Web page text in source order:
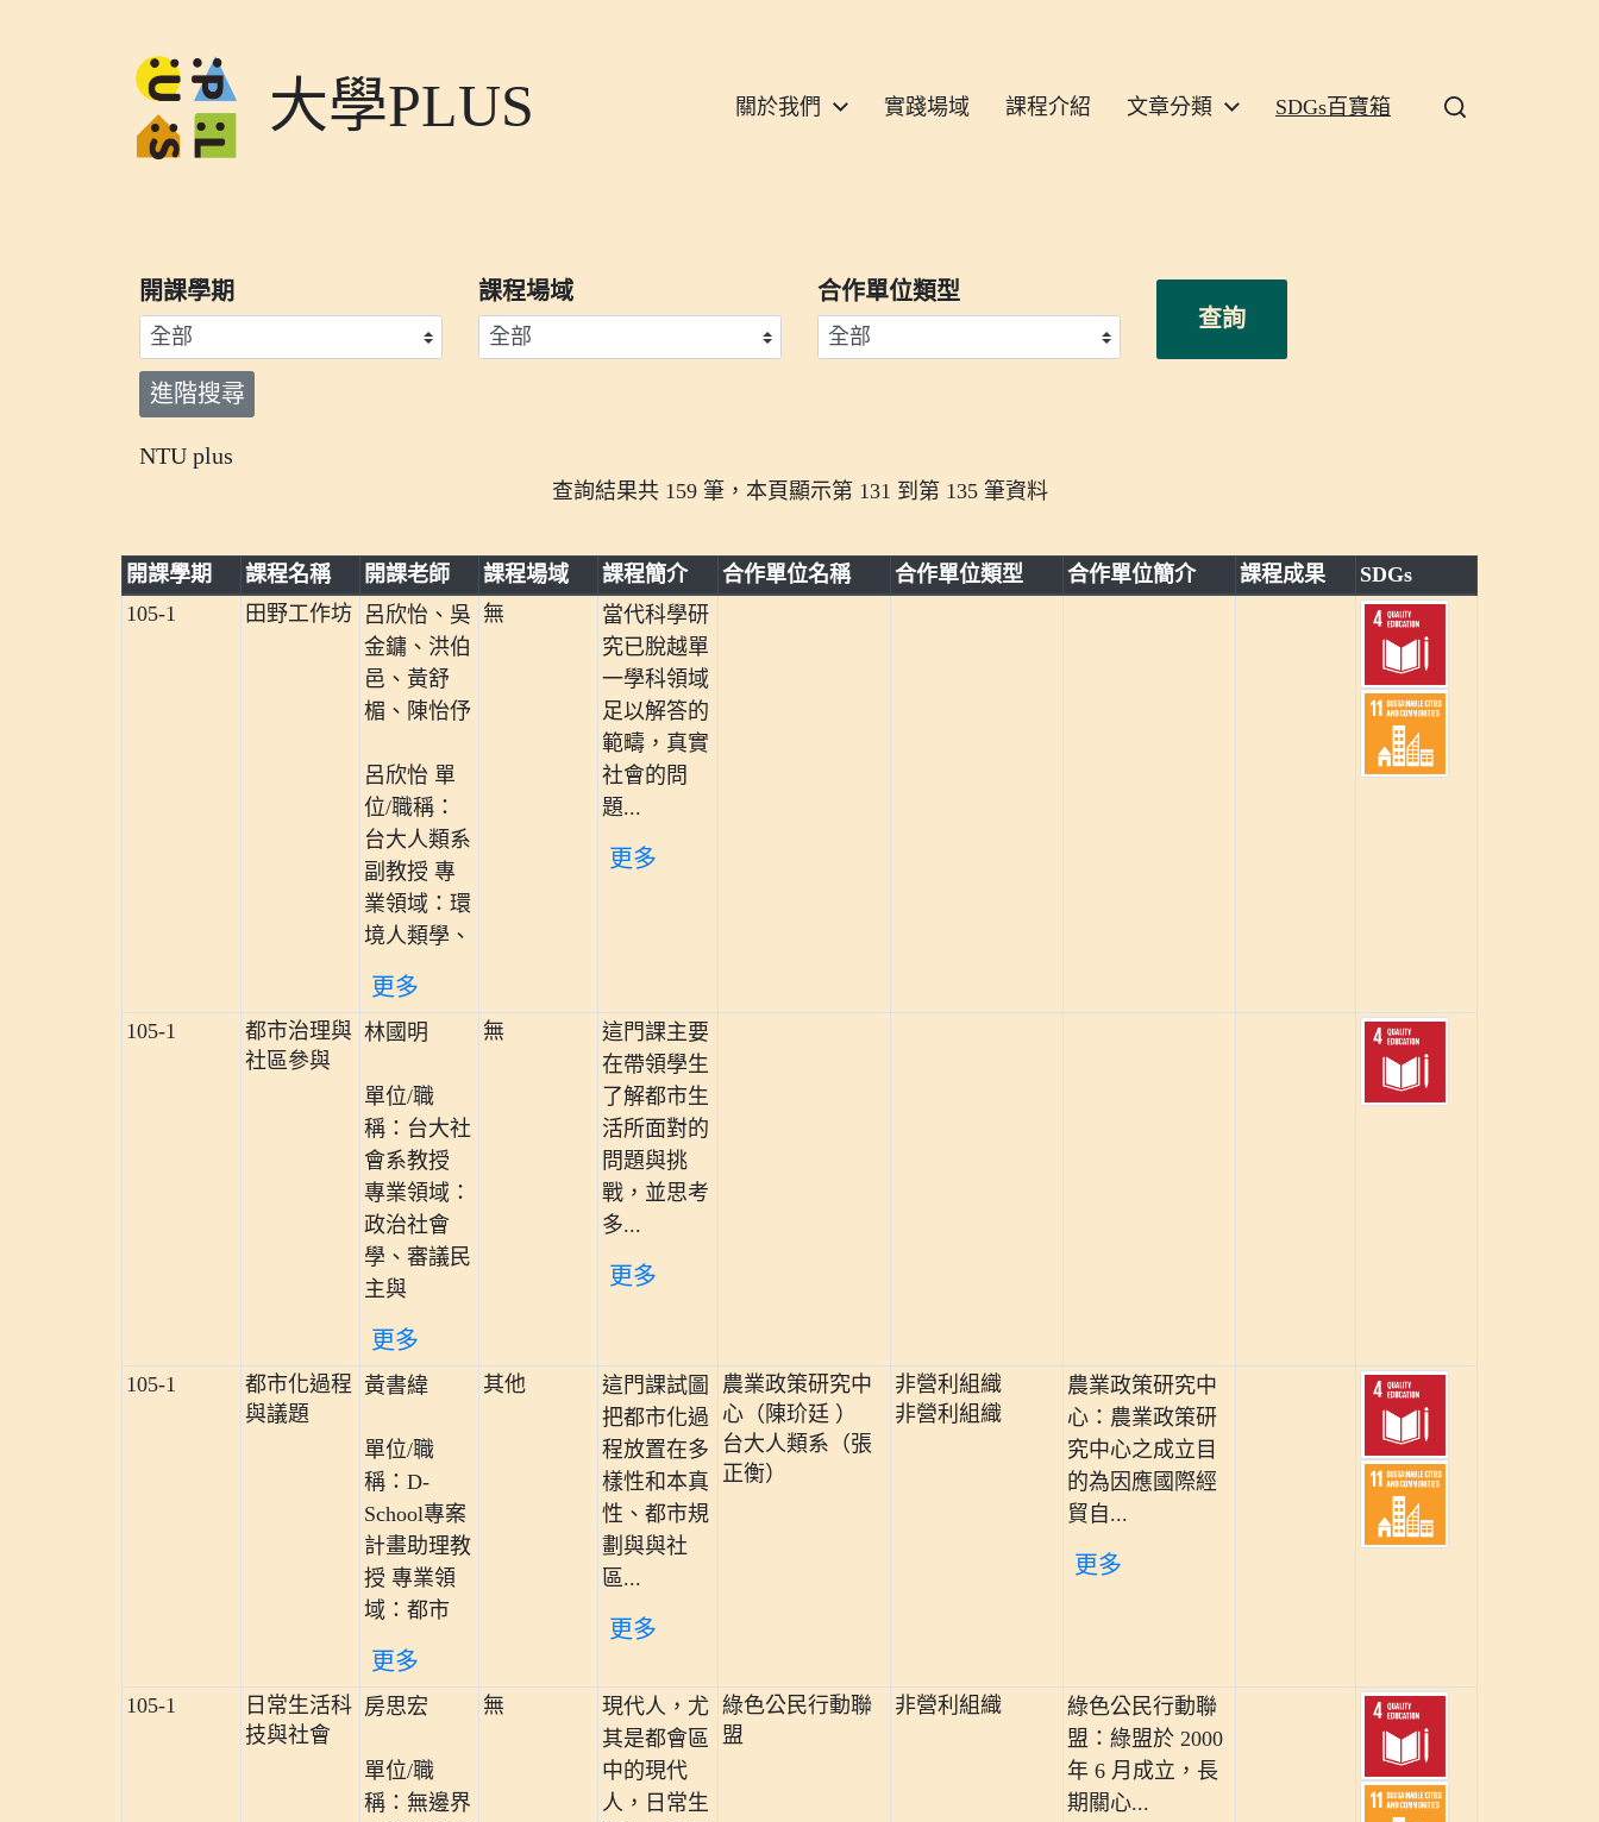
大學PLUS 關於我們 實踐場域 課程介紹 文章分類 SDGs百寶箱
開課學期 課程場域 合作單位類型
進階搜尋
NTU plus
查詢結果共 159 筆，本頁顯示第 131 到第 135 筆資料
開課學期 課程名稱 開課老師 課程場域 課程簡介 合作單位名稱 合作單位類型 合作單位簡介 課程成果
SDGs
105-1
田野工作坊 呂欣怡、吳
金鏞、洪伯
邑、黃舒
楣、陳怡伃
呂欣怡 單
位/職稱：
台大人類系
副教授 專
業領域：環
境人類學、
更多
無
當代科學研
究已脫越單
一學科領域
足以解答的
範疇，真實
社會的問
題...
更多
105-1
都市治理與
社區參與
林國明
單位/職
稱：台大社
會系教授
專業領域：
政治社會
學、審議民
主與
更多
無
這門課主要
在帶領學生
了解都市生
活所面對的
問題與挑
戰，並思考
多...
更多
105-1
都市化過程
與議題
黃書緯
單位/職
稱：D-
School專案
計畫助理教
授 專業領
域：都市
更多
其他
這門課試圖
把都市化過
程放置在多
樣性和本真
性、都市規
劃與與社
區...
更多
農業政策研究中
心（陳玠廷 ）
台大人類系（張
正衡）
非營利組織
非營利組織
農業政策研究中
心：農業政策研
究中心之成立目
的為因應國際經
貿自...
更多
105-1
日常生活科
技與社會
房思宏
單位/職
稱：無邊界
無
現代人，尤
其是都會區
中的現代
人，日常生
綠色公民行動聯
盟
非營利組織
綠色公民行動聯
盟：綠盟於 2000
年 6 月成立，長
期關心...